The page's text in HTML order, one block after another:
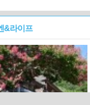
&라이프